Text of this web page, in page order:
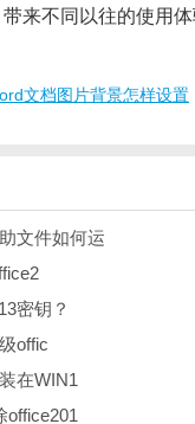
来不同以往的使用体
文档图片背景怎样设置
文件如何运
密钥？
offic
在WIN1
office201